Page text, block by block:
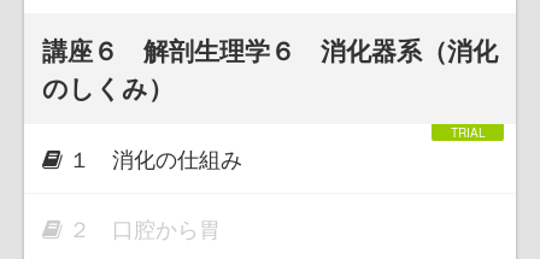
講座６ 解剖生理学６ 消化器系（消化
のしくみ）
１ 消化の仕組み
２ 口腔から胃